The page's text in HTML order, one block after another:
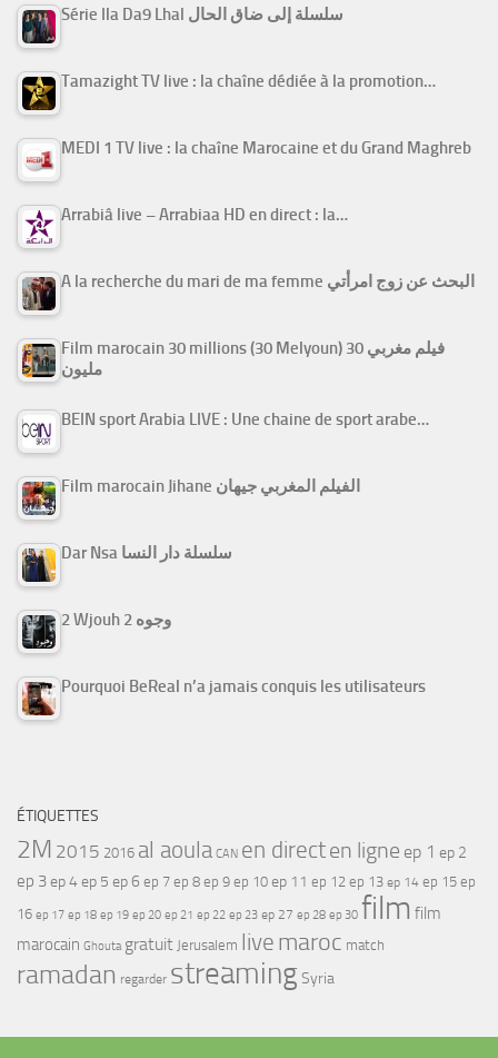
Série Ila Da9 Lhal سلسلة إلى ضاق الحال
Tamazight TV live : la chaîne dédiée à la promotion…
MEDI 1 TV live : la chaîne Marocaine et du Grand Maghreb
Arrabiâ live – Arrabiaa HD en direct : la…
A la recherche du mari de ma femme البحث عن زوج امرأتي
Film marocain 30 millions (30 Melyoun) فيلم مغربي 30
مليون
BEIN sport Arabia LIVE : Une chaine de sport arabe…
Film marocain Jihane الفيلم المغربي جيهان
Dar Nsa سلسلة دار النسا
2 Wjouh 2 وجوه
Pourquoi BeReal n’a jamais conquis les utilisateurs
ÉTIQUETTES
2M 2015 2016 al aoula CAN en directen ligne ep 1 ep 2
ep 3ep 4ep 5 ep 6 ep 7 ep 8 ep 9 ep 10 ep 11 ep 12 ep 13 ep 14 ep 15 ep
16 ep 17 ep 18 ep 19 ep 20 ep 21 ep 22 ep 23 ep 27 ep 28 ep 30 film film
marocain Ghouta gratuit Jerusalem live maroc match
ramadan regarder streamingSyria